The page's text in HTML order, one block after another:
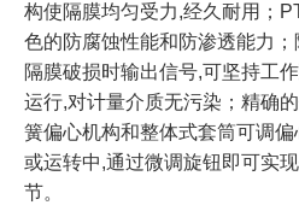
构使隔膜均匀受力,经久耐用；
色的防腐蚀性能和防渗透能力
隔膜破损时输出信号,可坚持工
运行,对计量介质无污染；精确
簧偏心机构和整体式套筒可调
或运转中,通过微调旋钮即可实
节。